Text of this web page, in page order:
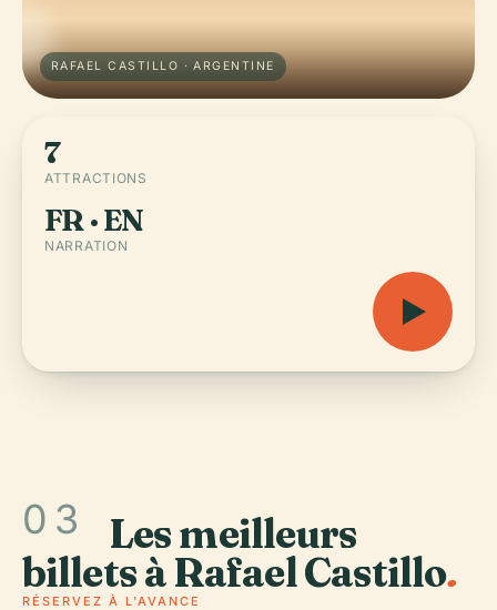
RAFAEL CASTILLO · ARGENTINE
7
ATTRACTIONS
FR · EN
NARRATION
03 Les meilleurs
billets à Rafael Castillo.
RÉSERVEZ À L'AVANCE